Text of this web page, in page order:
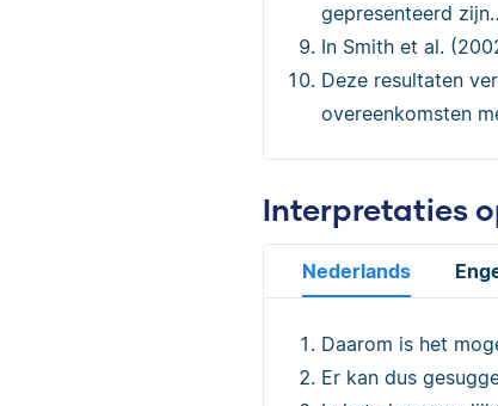
gepresenteerd
In Smith et al.
Deze resultaten
overeenkomsten
Interpretaties
Nederlands
Daarom is het
Er kan dus